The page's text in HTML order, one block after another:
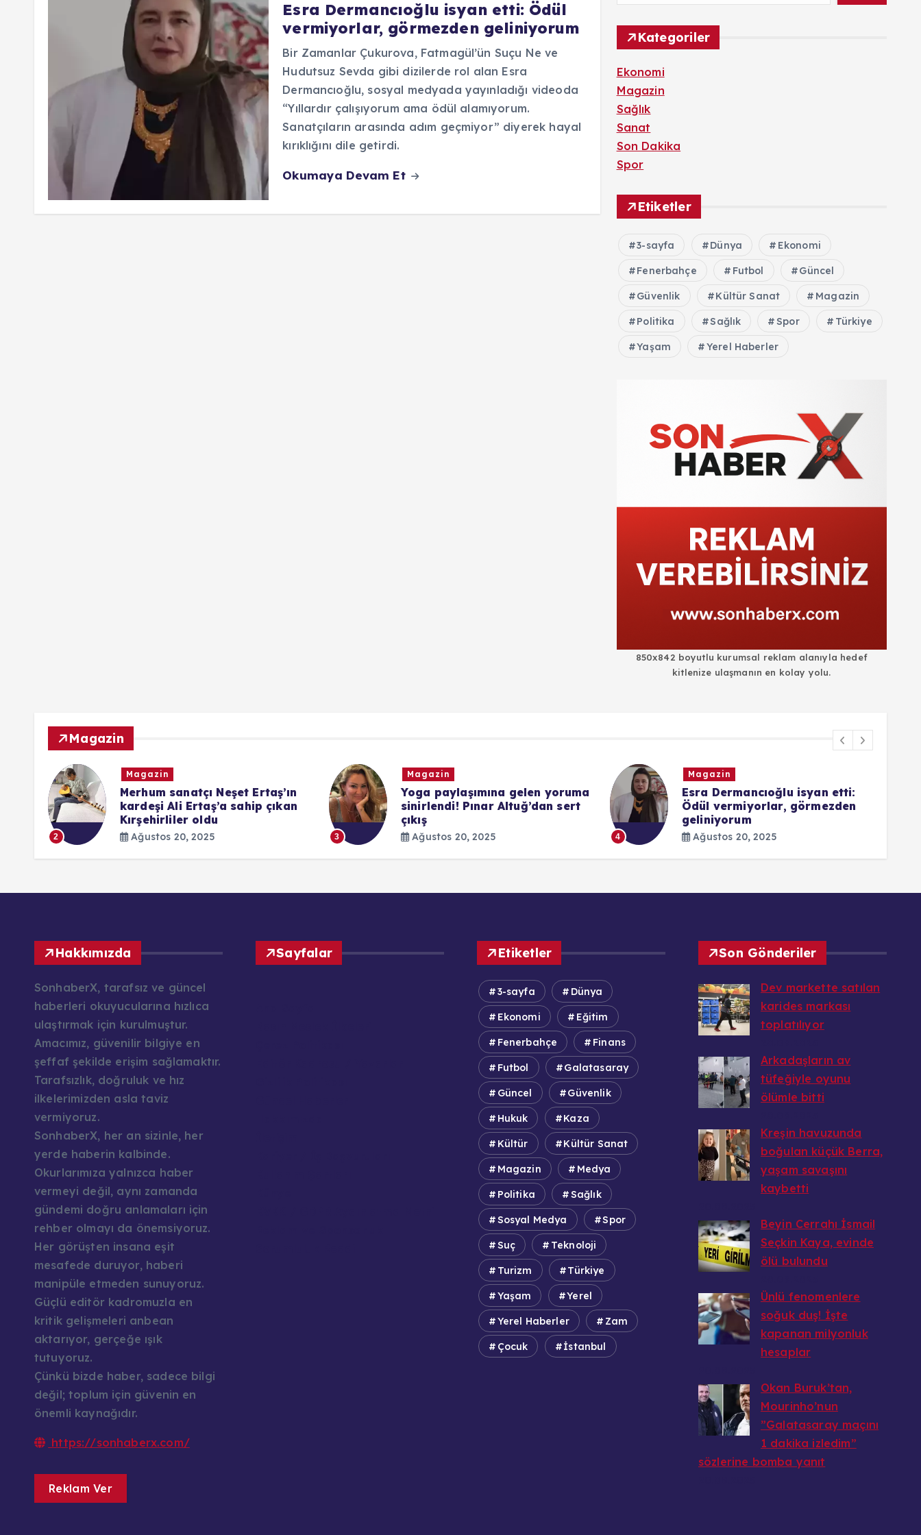
Esra Dermancıoğlu isyan etti: Ödül
vermiyorlar, görmezden geliniyorum
Bir Zamanlar Çukurova, Fatmagül’ün Suçu Ne ve
Hudutsuz Sevda gibi dizilerde rol alan Esra
Dermancıoğlu, sosyal medyada yayınladığı videoda
“Yıllardır çalışıyorum ama ödül alamıyorum.
Sanatçıların arasında adım geçmiyor” diyerek hayal
kırıklığını dile getirdi.
Okumaya Devam Et
Kategoriler
Ekonomi
Magazin
Sağlık
Sanat
Son Dakika
Spor
Etiketler
3-sayfa Dünya Ekonomi
Fenerbahçe Futbol Güncel
Güvenlik Kültür Sanat Magazin
Politika Sağlık Spor Türkiye
Yaşam Yerel Haberler
850x842 boyutlu kurumsal reklam alanıyla hedef
kitlenize ulaşmanın en kolay yolu.
Magazin
2
Magazin
Merhum sanatçı Neşet Ertaş’ın
kardeşi Ali Ertaş’a sahip çıkan
Kırşehirliler oldu
Ağustos 20, 2025 3
Magazin
Yoga paylaşımına gelen yoruma
sinirlendi! Pınar Altuğ’dan sert
çıkış
Ağustos 20, 2025 4
Magazin
Esra Dermancıoğlu isyan etti:
Ödül vermiyorlar, görmezden
geliniyorum
Ağustos 20, 2025
Hakkımızda
SonhaberX, tarafsız ve güncel
haberleri okuyucularına hızlıca
ulaştırmak için kurulmuştur.
Amacımız, güvenilir bilgiye en
şeffaf şekilde erişim sağlamaktır.
Tarafsızlık, doğruluk ve hız
ilkelerimizden asla taviz
vermiyoruz.
SonhaberX, her an sizinle, her
yerde haberin kalbinde.
Okurlarımıza yalnızca haber
vermeyi değil, aynı zamanda
gündemi doğru anlamaları için
rehber olmayı da önemsiyoruz.
Her görüşten insana eşit
mesafede duruyor, haberi
manipüle etmeden sunuyoruz.
Güçlü editör kadromuzla en
kritik gelişmeleri anbean
aktarıyor, gerçeğe ışık
tutuyoruz.
Çünkü bizde haber, sadece bilgi
değil; toplum için güvenin en
önemli kaynağıdır.
https://sonhaberx.com/
Reklam Ver
Sayfalar Etiketler
3-sayfa Dünya
Ekonomi Eğitim
Fenerbahçe Finans
Futbol Galatasaray
Güncel Güvenlik
Hukuk Kaza
Kültür Kültür Sanat
Magazin Medya
Politika Sağlık
Sosyal Medya Spor
Suç Teknoloji
Turizm Türkiye
Yaşam Yerel
Yerel Haberler Zam
Çocuk İstanbul
Son Gönderiler
Dev markette satılan
karides markası
toplatılıyor
Arkadaşların av
tüfeğiyle oyunu
ölümle bitti
Kreşin havuzunda
boğulan küçük Berra,
yaşam savaşını
kaybetti
Beyin Cerrahı İsmail
Seçkin Kaya, evinde
ölü bulundu
Ünlü fenomenlere
soğuk duş! İşte
kapanan milyonluk
hesaplar
Okan Buruk’tan,
Mourinho’nun
”Galatasaray maçını
1 dakika izledim”
sözlerine bomba yanıt